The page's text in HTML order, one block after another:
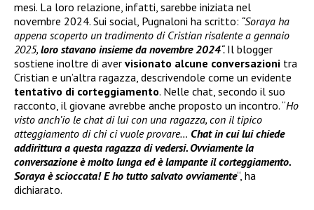
mesi. La loro relazione, infatti, sarebbe iniziata nel
novembre 2024. Sui social, Pugnaloni ha scritto: “Soraya ha
appena scoperto un tradimento di Cristian risalente a gennaio
2025, loro stavano insieme da novembre 2024“. Il blogger
sostiene inoltre di aver visionato alcune conversazioni tra
Cristian e un’altra ragazza, descrivendole come un evidente
tentativo di corteggiamento. Nelle chat, secondo il suo
racconto, il giovane avrebbe anche proposto un incontro. “Ho
visto anch’io le chat di lui con una ragazza, con il tipico
atteggiamento di chi ci vuole provare… Chat in cui lui chiede
addirittura a questa ragazza di vedersi. Ovviamente la
conversazione è molto lunga ed è lampante il corteggiamento.
Soraya è scioccata! E ho tutto salvato ovviamente“, ha
dichiarato.